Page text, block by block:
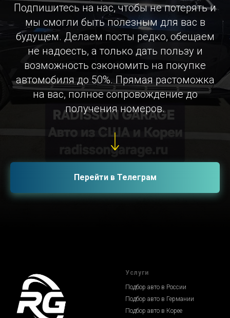
Подпишитесь на нас, чтобы не потерять и
мы смогли быть полезным для вас в
будущем. Делаем посты редко, обещаем
не надоесть, а только дать пользу и
возможность сэкономить на покупке
автомобиля до 50%. Прямая растоможка
на вас, полное сопровождение до
получения номеров.
Перейти в Телеграм
Услуги
Подбор авто в России
Подбор авто в Германии
Подбор авто в Корее